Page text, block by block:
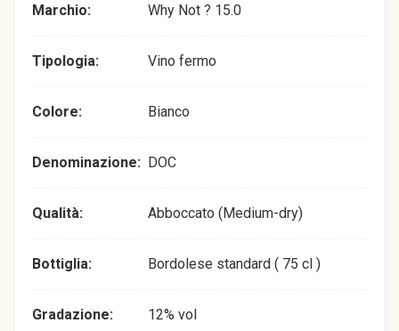
Marchio: Why Not ? 15.0
Tipologia: Vino fermo
Colore: Bianco
Denominazione: DOC
Qualità: Abboccato (Medium-dry)
Bottiglia: Bordolese standard ( 75 cl )
Gradazione: 12% vol